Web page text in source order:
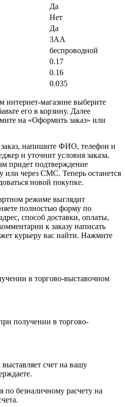
Да
Нет
Да
3АА
беспроводной
0.17
0.16
0.035
интернет-магазине выберите
его в корзину. Далее
на «Оформить заказ» или
напишите ФИО, телефон и
и уточнит условия заказа.
придет подтверждение
или через СМС. Теперь останется
новой покупке.
режиме выглядит
полностью форму по
способ доставки, оплаты,
к заказу написать
курьеру вас найти. Нажмите
в торгово-выставочном
получении в торгово-
счет на вашу
по безналичному расчету на